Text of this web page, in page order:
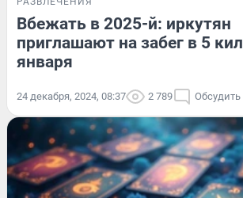
Вбежать в 2025-й: иркутян
приглашают на забег в 5
января
24 декабря, 2024, 08:37 2 789 Обсудить